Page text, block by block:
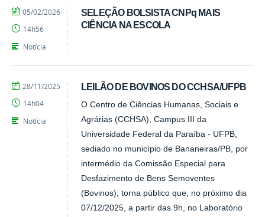
SELEÇÃO BOLSISTA CNPq MAIS
CIÊNCIA NA ESCOLA
por
publicado
05/02/2026
14h56
Notícia
LEILÃO DE BOVINOS DO CCHSA/UFPB
O Centro de Ciências Humanas, Sociais e
Agrárias (CCHSA), Campus III da
Universidade Federal da Paraíba - UFPB,
sediado no município de Bananeiras/PB, por
intermédio da Comissão Especial para
Desfazimento de Bens Semoventes
(Bovinos), torna público que, no próximo dia
07/12/2025, a partir das 9h, no Laboratório
por
publicado
28/11/2025
14h04
Notícia